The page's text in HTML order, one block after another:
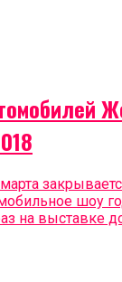
шоу
на выставке